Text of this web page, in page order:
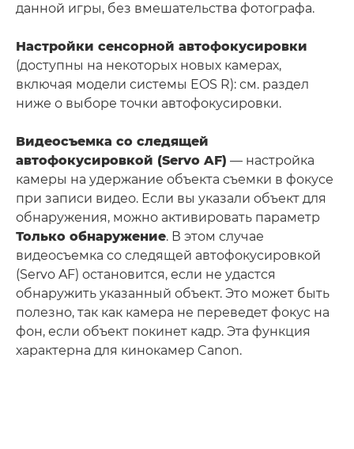
данной игры, без вмешательства фотографа.
Настройки сенсорной автофокусировки
(доступны на некоторых новых камерах,
включая модели системы EOS R): см. раздел
ниже о выборе точки автофокусировки.
Видеосъемка со следящей
автофокусировкой (Servo AF) — настройка
камеры на удержание объекта съемки в фокусе
при записи видео. Если вы указали объект для
обнаружения, можно активировать параметр
Только обнаружение. В этом случае
видеосъемка со следящей автофокусировкой
(Servo AF) остановится, если не удастся
обнаружить указанный объект. Это может быть
полезно, так как камера не переведет фокус на
фон, если объект покинет кадр. Эта функция
характерна для кинокамер Canon.